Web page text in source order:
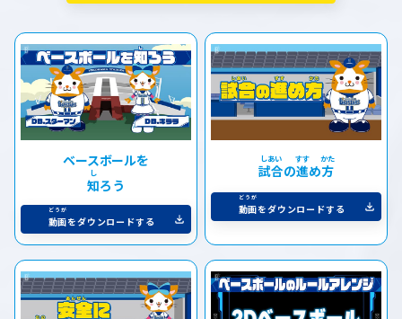
ベースボールを
知ろう
動画をダウンロードする
試合の進め方
動画をダウンロードする